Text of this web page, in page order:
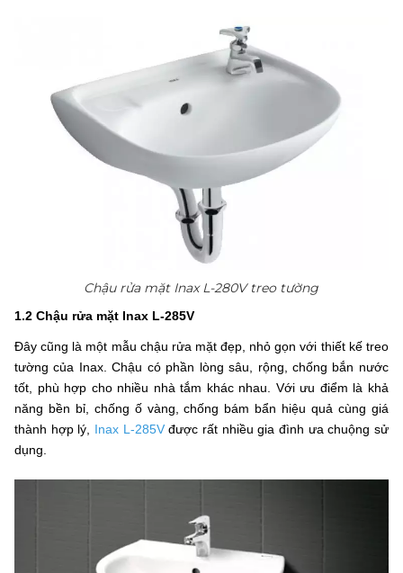
Chậu rửa mặt Inax L-280V treo tường
1.2 Chậu rửa mặt Inax L-285V
Đây cũng là một mẫu chậu rửa mặt đẹp, nhỏ gọn với thiết kế treo
tường của Inax. Chậu có phần lòng sâu, rộng, chống bắn nước
tốt, phù hợp cho nhiều nhà tắm khác nhau. Với ưu điểm là khả
năng bền bỉ, chống ố vàng, chống bám bẩn hiệu quả cùng giá
thành hợp lý, Inax L-285Vđược rất nhiều gia đình ưa chuộng sử
dụng.